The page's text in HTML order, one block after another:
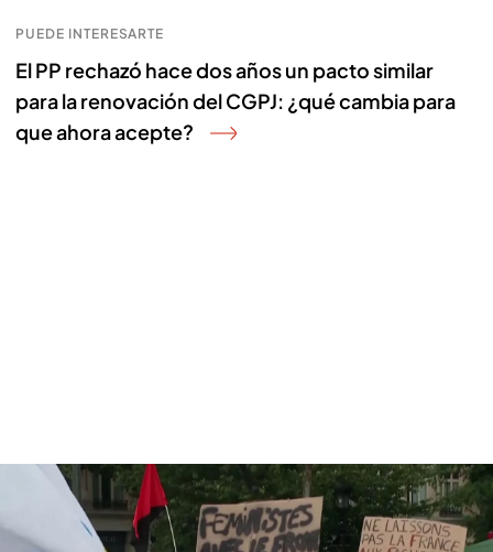
PUEDE INTERESARTE
El PP rechazó hace dos años un pacto similar
para la renovación del CGPJ: ¿qué cambia para
que ahora acepte?
Protestas y disturbios en París tras la victoria de la extrema derecha